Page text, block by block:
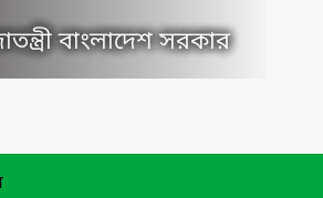
বাংলাদেশ সরকার